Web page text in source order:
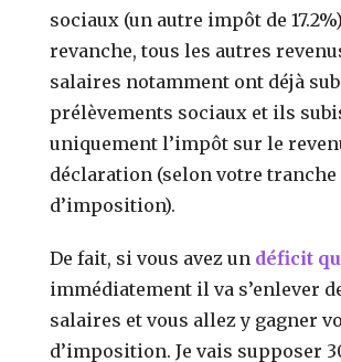
sociaux (un autre impôt de
revanche, tous les autres
salaires notamment ont déjà
prélèvements sociaux et ils
uniquement l’impôt sur le
déclaration (selon votre tranche
d’imposition).
De fait, si vous avez un déficit
immédiatement il va s’enlever
salaires et vous allez y gagner
d’imposition. Je vais supposer